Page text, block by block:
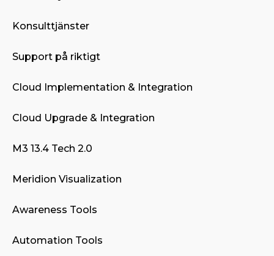
Konsulttjänster
Support på riktigt
Cloud Implementation & Integration
Cloud Upgrade & Integration
M3 13.4 Tech 2.0
Meridion Visualization
Awareness Tools
Automation Tools